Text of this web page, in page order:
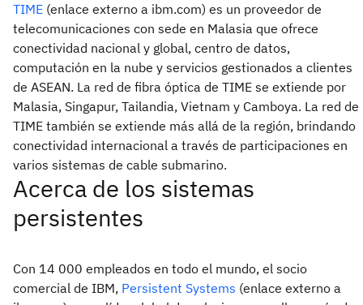
TIME (enlace externo a ibm.com) es un proveedor de
telecomunicaciones con sede en Malasia que ofrece
conectividad nacional y global, centro de datos,
computación en la nube y servicios gestionados a clientes
de ASEAN. La red de fibra óptica de TIME se extiende por
Malasia, Singapur, Tailandia, Vietnam y Camboya. La red de
TIME también se extiende más allá de la región, brindando
conectividad internacional a través de participaciones en
varios sistemas de cable submarino.
Acerca de los sistemas
persistentes
Con 14 000 empleados en todo el mundo, el socio
comercial de IBM, Persistent Systems (enlace externo a